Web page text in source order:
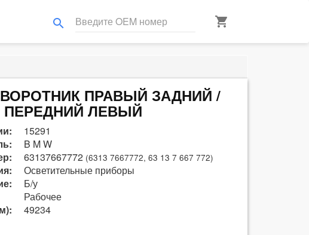
search shopping_cart
ПРАВЫЙ ЗАДНИЙ /
ПЕРЕДНИЙ ЛЕВЫЙ
15291
B M W
63137667772 (6313 7667772, 63 13 7 667 772)
Осветительные приборы
Б/у
Рабочее
49234